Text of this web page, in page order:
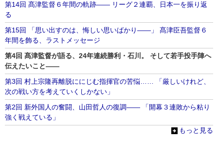
第14回 髙津監督６年間の軌跡―― リーグ２連覇、日本一を振り返
る
第15回 「思い出すのは、悔しい思いばかり――」 髙津臣吾監督６
年間を飾る、ラストメッセージ
第4回 髙津監督が語る、24年連続勝利・石川。 そして若手投手陣へ
伝えたいこと――
第3回 村上宗隆再離脱ににじむ指揮官の苦悩…… 「厳しいけれど、
次の戦い方を考えていくしかない」
第2回 新外国人の奮闘、山田哲人の復調―― 「開幕３連敗から粘り
強く戦えている」
もっと見る